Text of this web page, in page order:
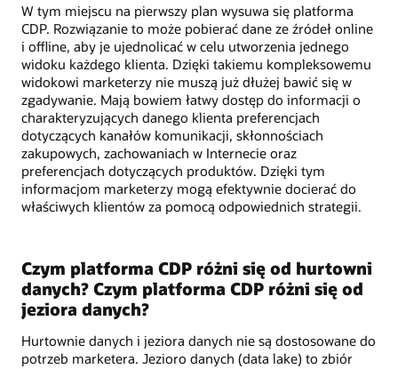
W tym miejscu na pierwszy plan wysuwa się platforma
CDP. Rozwiązanie to może pobierać dane ze źródeł online
i offline, aby je ujednolicać w celu utworzenia jednego
widoku każdego klienta. Dzięki takiemu kompleksowemu
widokowi marketerzy nie muszą już dłużej bawić się w
zgadywanie. Mają bowiem łatwy dostęp do informacji o
charakteryzujących danego klienta preferencjach
dotyczących kanałów komunikacji, skłonnościach
zakupowych, zachowaniach w Internecie oraz
preferencjach dotyczących produktów. Dzięki tym
informacjom marketerzy mogą efektywnie docierać do
właściwych klientów za pomocą odpowiednich strategii.
Czym platforma CDP różni się od hurtowni
danych? Czym platforma CDP różni się od
jeziora danych?
Hurtownie danych i jeziora danych nie są dostosowane do
potrzeb marketera. Jezioro danych (data lake) to zbiór